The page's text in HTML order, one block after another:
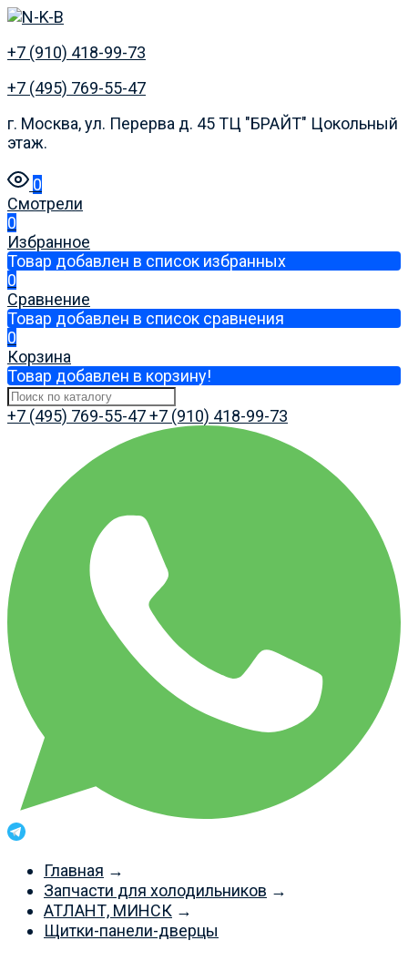
+7 (910) 418-99-73
+7 (495) 769-55-47
г. Москва, ул. Перерва д. 45 ТЦ "БРАЙТ" Цокольный
этаж.
0
Смотрели
0
Избранное
Товар добавлен в список избранных
0
Сравнение
Товар добавлен в список сравнения
0
Корзина
Товар добавлен в корзину!
+7 (495) 769-55-47+7 (910) 418-99-73
Главная →
Запчасти для холодильников →
АТЛАНТ, МИНСК →
Щитки-панели-дверцы